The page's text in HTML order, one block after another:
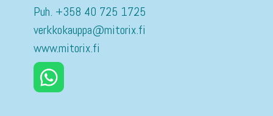
Puh. +358 40 725 1725
verkkokauppa@mitorix.fi
www.mitorix.fi